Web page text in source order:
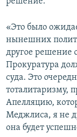
«Это было
нынешних
другое решение
Прокуратура
суда. Это
тоталитаризму,
Апелляцию,
Меджлиса, я не
она будет